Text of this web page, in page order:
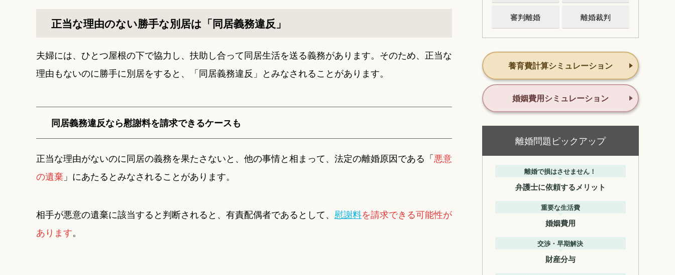
正当な理由のない勝手な別居は「同居義務違反」
夫婦には、ひとつ屋根の下で協力し、扶助し合って同居生活を送る義務があります。そのため、 正当な
理由もないのに勝手に別居をすると、「同居義務違反」 とみなされることがあります。
同居義務違反なら慰謝料を請求できるケースも
正当な理由がないのに同居の義務を果たさないと、他の事情と相まって、法定の離婚原因である「悪意
の遺棄 」にあたるとみなされることがあります。
相手が悪意の遺棄に該当すると判断されると、有責配偶者であるとして、 慰謝料を請求できる可能性が
あります。
審判離婚 離婚裁判
養育費計算シミュレーション
婚姻費用シミュレーション
離婚問題ピックアップ
離婚で損はさせません！
弁護士に依頼するメリット
重要な生活費
婚姻費用
交渉・早期解決
財産分与